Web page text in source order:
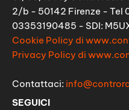
2/b - 50142 Firenze - Tel
03353190485 - SDI:
Cookie Policy di
Privacy Policy di
Contattaci:
SEGUICI